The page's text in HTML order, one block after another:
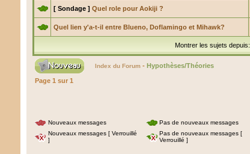
[ Sondage ] Quel role pour Aokiji ?
Quel lien y'a-t-il entre Blueno, Doflamingo et Mihawk?
Montrer les sujets depuis:
Index du Forum - Hypothèses/Théories
Page 1 sur 1
Nouveaux messages Pas de nouveaux messages
Nouveaux messages [ Verrouillé
]
Pas de nouveaux messages [
Verrouillé ]